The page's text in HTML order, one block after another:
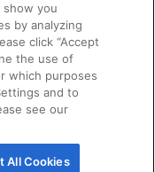
2026. Tutti i diritti riservati.
show you
by analyzing
click “Accept
the use of
which purposes
and to
see our
All Cookies